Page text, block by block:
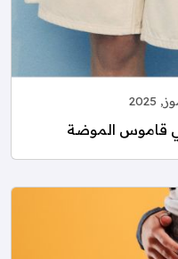
قاموس الموضة